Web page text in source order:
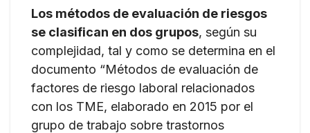
Los métodos de evaluación de riesgos
se clasifican en dos grupos, según su
complejidad, tal y como se determina en el
documento “Métodos de evaluación de
factores de riesgo laboral relacionados
con los TME, elaborado en 2015 por el
grupo de trabajo sobre trastornos